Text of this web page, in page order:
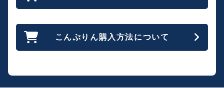
こんぷりん購入方法について